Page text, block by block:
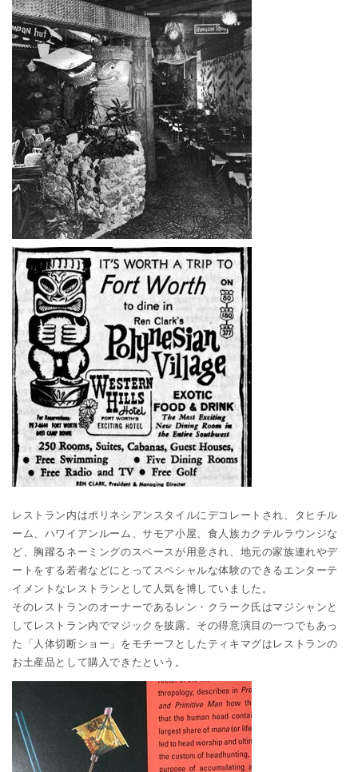
レストラン内はポリネシアンスタイルにデコレートされ、タヒチル
ーム、ハワイアンルーム、サモア小屋、食人族カクテルラウンジな
ど、胸躍るネーミングのスペースが用意され、地元の家族連れやデ
ートをする若者などにとってスペシャルな体験のできるエンターテ
イメントなレストランとして人気を博していました。
そのレストランのオーナーであるレン・クラーク氏はマジシャンと
してレストラン内でマジックを披露。その得意演目の一つでもあっ
た「人体切断ショー」をモチーフとしたティキマグはレストランの
お土産品として購入できたという。